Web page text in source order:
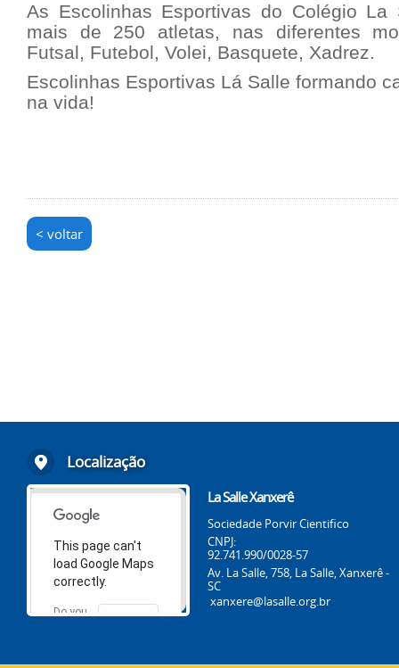
As Escolinhas Esportivas do Colégio
mais de 250 atletas, nas diferentes
Futsal, Futebol, Volei, Basquete, Xadrez.
Escolinhas Esportivas Lá Salle formando
na vida!
< voltar
Localização
This page can't
load Google Maps
correctly.
Do you
OK
La Salle Xanxerê
Sociedade Porvir Cientifico
CNPJ:
92.741.990/0028-57
Av. La Salle, 758, La Salle, Xanxerê -
SC
xanxere@lasalle.org.br